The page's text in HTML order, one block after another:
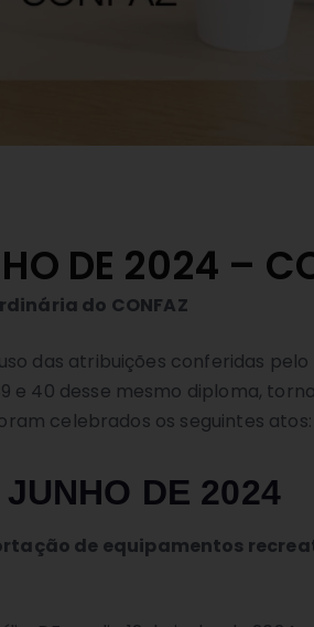
DE 2024 –
do CONFAZ
das atribuições conferidas
40 desse mesmo diploma,
celebrados os seguintes atos:
DE 2024
de equipamentos